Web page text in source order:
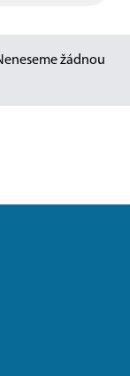
žádnou